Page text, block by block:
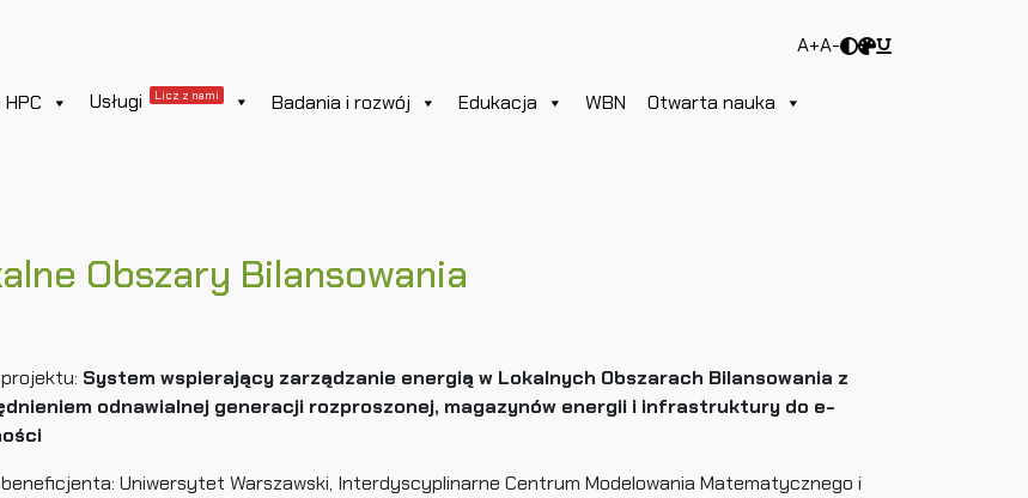
A+A-
Usługi Licz z nami Badania i rozwój Edukacja WBN Otwarta nauka
Obszary Bilansowania
System wspierający zarządzanie energią w Lokalnych Obszarach Bilansowania z
odnawialnej generacji rozproszonej, magazynów energii i infrastruktury do e-
Uniwersytet Warszawski, Interdyscyplinarne Centrum Modelowania Matematycznego i